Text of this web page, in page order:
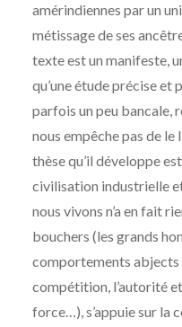
amérindiennes par un
métissage de ses
texte est un manifeste,
qu’une étude précise et
parfois un peu bancale,
nous empêche pas de
thèse qu’il développe
civilisation industrielle
nous vivons n’a en fait
bouchers (les grands
comportements abjects
compétition, l’autorité
force…), s’appuie sur la